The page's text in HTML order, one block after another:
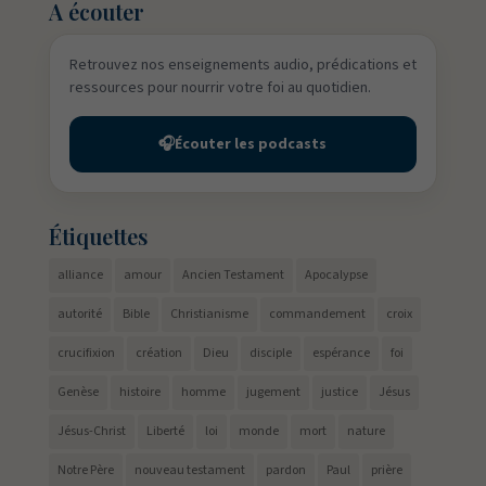
A écouter
Retrouvez nos enseignements audio, prédications et
ressources pour nourrir votre foi au quotidien.
🎧Écouter les podcasts
Étiquettes
alliance amour Ancien Testament Apocalypse
autorité Bible Christianisme commandement croix
crucifixion création Dieu disciple espérance foi
Genèse histoire homme jugement justice Jésus
Jésus-Christ Liberté loi monde mort nature
Notre Père nouveau testament pardon Paul prière